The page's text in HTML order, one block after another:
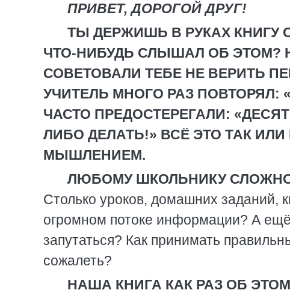
ПРИВЕТ, ДОРОГОЙ ДРУГ!
ТЫ ДЕРЖИШЬ В РУКАХ
ЧТО-НИБУДЬ СЛЫШАЛ ОБ ЭТОМ?
СОВЕТОВАЛИ ТЕБЕ НЕ ВЕРИТЬ
УЧИТЕЛЬ МНОГО РАЗ ПОВТОРЯЛ:
ЧАСТО ПРЕДОСТЕРЕГАЛИ:
ЛИБО ДЕЛАТЬ!» ВСЁ ЭТО ТАК
МЫШЛЕНИЕМ.
ЛЮБОМУ ШКОЛЬНИКУ
Столько уроков, домашних заданий,
огромном потоке информации? А
запутаться? Как принимать
сожалеть?
НАША КНИГА КАК РАЗ ОБ